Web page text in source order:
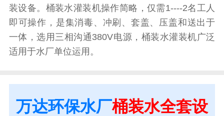
装设备。桶装水灌装机操作简略，仅需1----2名工人
即可操作，是集消毒、冲刷、套盖、压盖和送出于
一体，选用三相沟通380V电源，桶装水灌装机广泛
适用于水厂单位运用。
万达环保水厂桶装水全套设